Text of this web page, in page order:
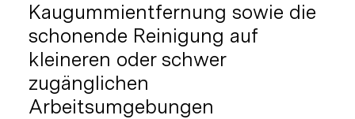
Kaugummientfernung sowie die
schonende Reinigung auf
kleineren oder schwer
zugänglichen
Arbeitsumgebungen